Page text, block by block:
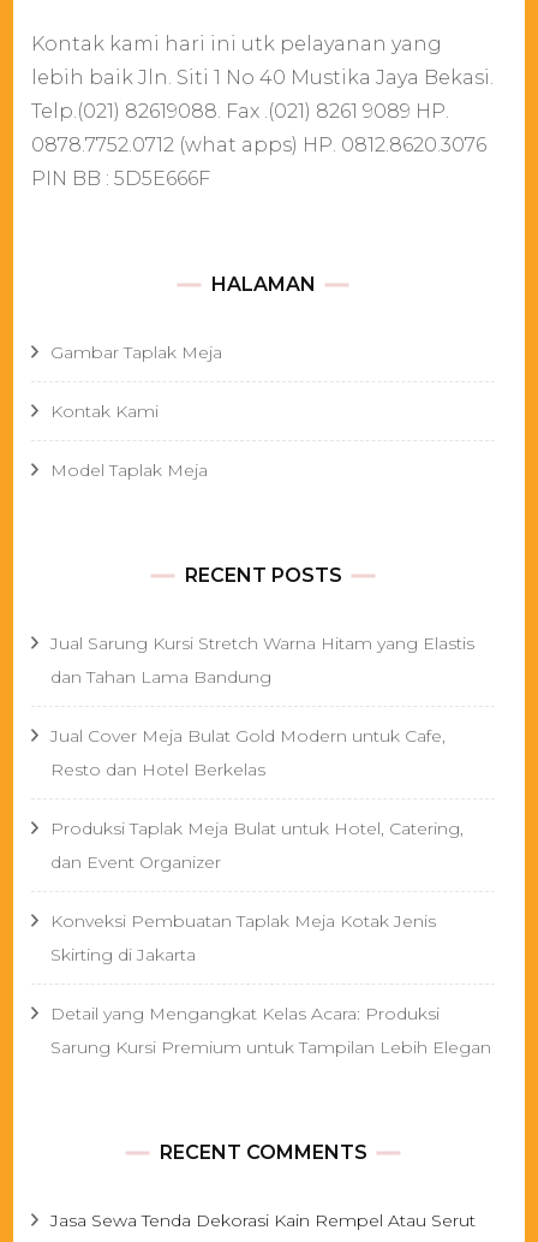
Kontak kami hari ini utk pelayanan yang
lebih baik Jln. Siti 1 No 40 Mustika Jaya Bekasi.
Telp.(021) 82619088. Fax .(021) 8261 9089 HP.
0878.7752.0712 (what apps) HP. 0812.8620.3076
PIN BB : 5D5E666F
HALAMAN
Gambar Taplak Meja
Kontak Kami
Model Taplak Meja
RECENT POSTS
Jual Sarung Kursi Stretch Warna Hitam yang Elastis
dan Tahan Lama Bandung
Jual Cover Meja Bulat Gold Modern untuk Cafe,
Resto dan Hotel Berkelas
Produksi Taplak Meja Bulat untuk Hotel, Catering,
dan Event Organizer
Konveksi Pembuatan Taplak Meja Kotak Jenis
Skirting di Jakarta
Detail yang Mengangkat Kelas Acara: Produksi
Sarung Kursi Premium untuk Tampilan Lebih Elegan
RECENT COMMENTS
Jasa Sewa Tenda Dekorasi Kain Rempel Atau Serut